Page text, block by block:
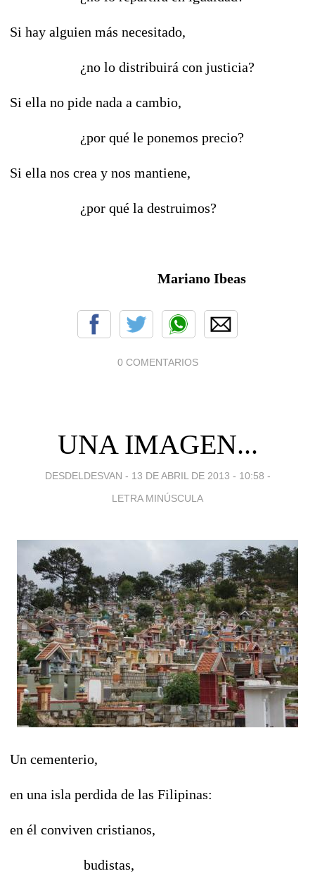
Si hay alguien más necesitado,
¿no lo distribuirá con justicia?
Si ella no pide nada a cambio,
¿por qué le ponemos precio?
Si ella nos crea y nos mantiene,
¿por qué la destruimos?
Mariano Ibeas
0 COMENTARIOS
UNA IMAGEN...
DESDELDESVAN - 13 DE ABRIL DE 2013 - 10:58 -
LETRA MINÚSCULA
Un cementerio,
en una isla perdida de las Filipinas:
en él conviven cristianos,
budistas,